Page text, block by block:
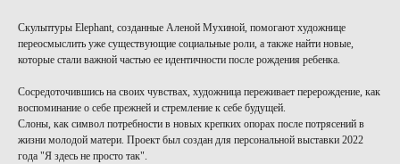
Скульптуры Elephant, созданные Аленой Мухиной, помогают художнице
переосмыслить уже существующие социальные роли, а также найти новые,
которые стали важной частью ее идентичности после рождения ребенка.
Сосредоточившись на своих чувствах, художница переживает перерождение, как
воспоминание о себе прежней и стремление к себе будущей.
Слоны, как символ потребности в новых крепких опорах после потрясений в
жизни молодой матери. Проект был создан для персональной выставки 2022
года "Я здесь не просто так".